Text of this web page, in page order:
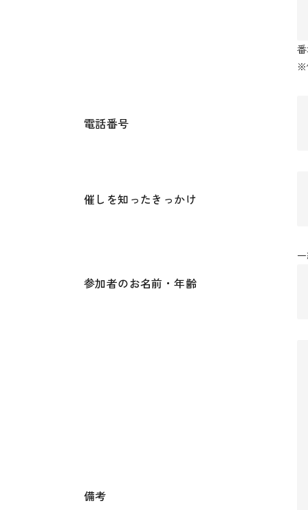
※
電話番号
催しを知ったきっかけ
参加者のお名前・年齢
備考